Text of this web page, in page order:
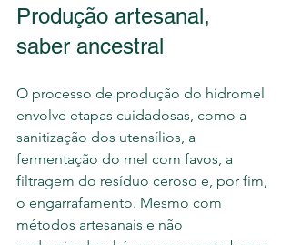
Produção artesanal,
saber ancestral
O processo de produção do hidromel
envolve etapas cuidadosas, como a
sanitização dos utensílios, a
fermentação do mel com favos, a
filtragem do resíduo ceroso e, por fim,
o engarrafamento. Mesmo com
métodos artesanais e não